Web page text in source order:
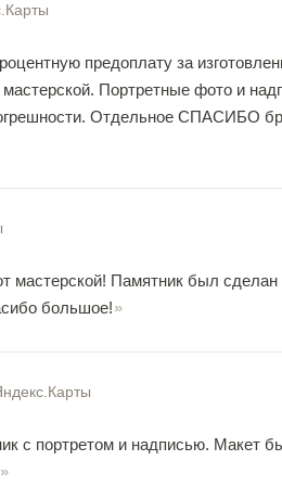
предоплату за
Портретные фото и
Отдельное СПАСИБО
мастерской! Памятник был
большое!
с портретом и надписью. Макет